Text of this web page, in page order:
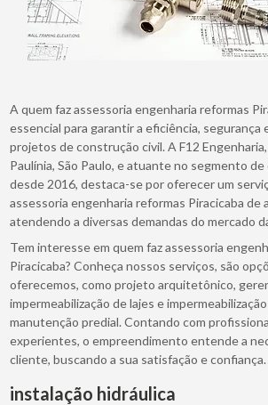
A quem faz assessoria engenharia reformas
essencial para garantir a eficiência, segurança
projetos de construção civil. A F12
Paulínia, São Paulo, e atuante no segmento
desde 2016, destaca-se por oferecer um
assessoria engenharia reformas Piracicaba de
atendendo a diversas demandas do mercado
Tem interesse em quem faz assessoria
Piracicaba? Conheça nossos serviços, são
oferecemos, como projeto arquitetônico,
impermeabilização de lajes e
manutenção predial. Contando com
experientes, o empreendimento entende a
cliente, buscando a sua satisfação e confiança.
instalação hidráulica